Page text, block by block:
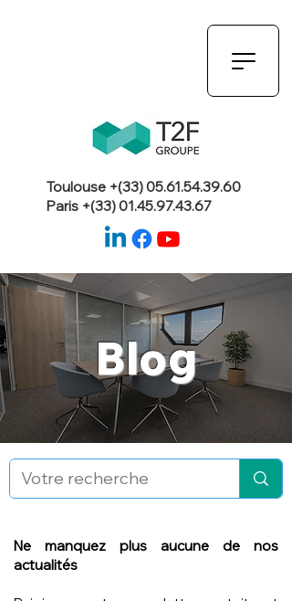
Toulouse +(33)05.61.54.39.60
Paris +(33)01.45.97.43.67
Blog
Ne manquez plus aucune de nos
actualités